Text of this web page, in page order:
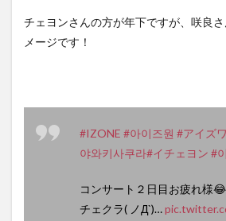
チェヨンさんの方が年下ですが、咲良
メージです！
#IZONE #아이즈원 #アイズ
야와키사쿠라#イチェヨン #
コンサート２日目お疲れ様😂
チェクラ( ノД`)…